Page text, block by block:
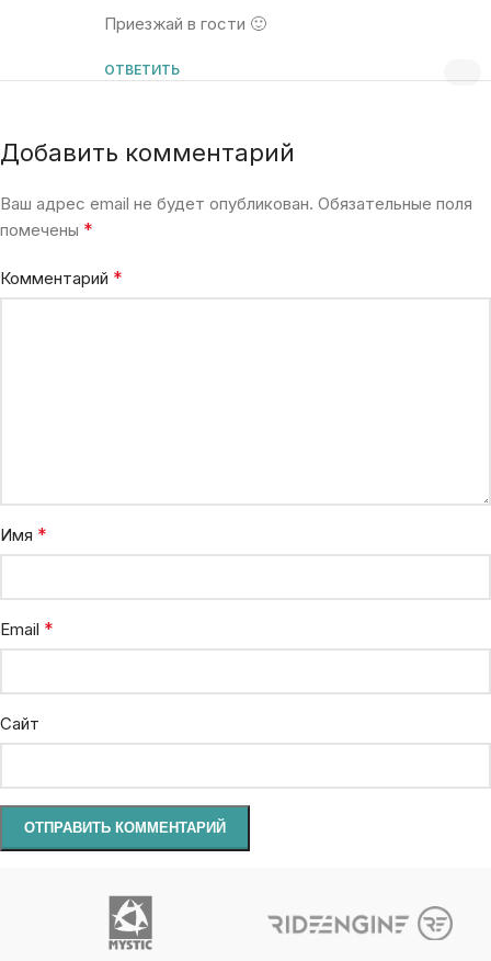
Приезжай в гости 🙂
ОТВЕТИТЬ
Добавить комментарий
Ваш адрес email не будет опубликован. Обязательные поля
помечены *
Комментарий *
Имя *
Email *
Сайт